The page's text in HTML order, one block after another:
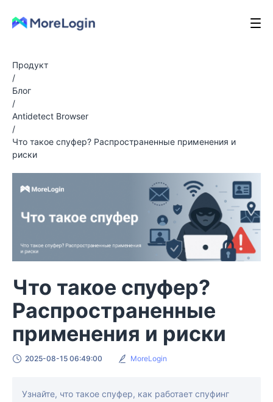
Продукт
/
Блог
/
Antidetect Browser
/
Что такое спуфер? Распространенные применения и
риски
Что такое спуфер?
Распространенные
применения и риски
2025-08-15 06:49:00 MoreLogin
Узнайте, что такое спуфер, как работает спуфинг